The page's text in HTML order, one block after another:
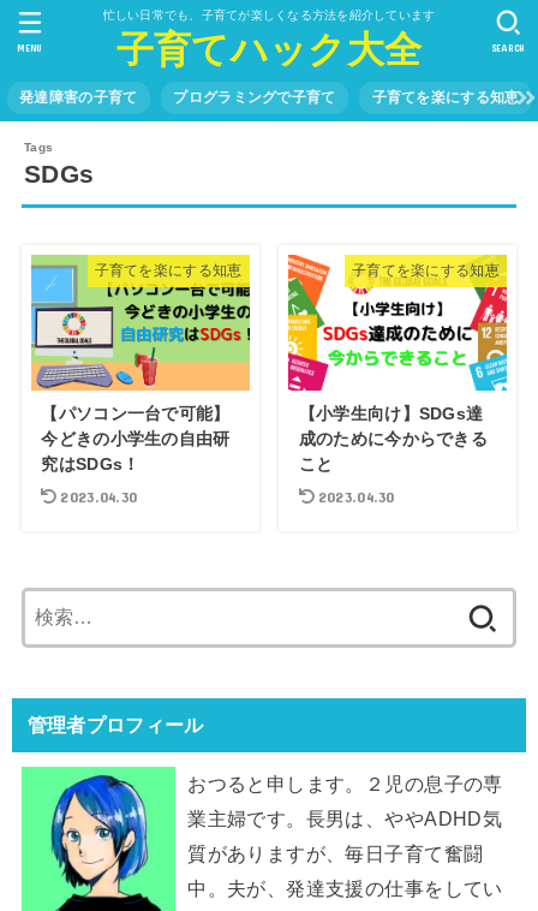
忙しい日常でも、子育てが楽しくなる方法を紹介しています
子育てハック大全
発達障害の子育て プログラミングで子育て 子育てを楽にする知恵
SEARCH
MENU
SDGs
子育てを楽にする知恵
【パソコン一台で可能】
今どきの小学生の自由研
究はSDGs！
2023.04.30
子育てを楽にする知恵
【小学生向け】SDGs達
成のために今からできる
こと
2023.04.30
索:
管理者プロフィール
おつると申します。２児の息子の専
業主婦です。長男は、ややADHD気
質がありますが、毎日子育て奮闘
中。夫が、発達支援の仕事をしてい